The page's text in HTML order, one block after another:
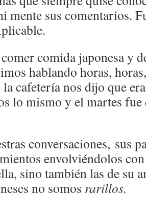
mente sus comentarios.
comida japonesa y
hablando horas,
la cafetería nos dijo que
lo mismo y el martes fue
conversaciones, sus
envolviéndolos
sino también las de su
no somos rarillos.